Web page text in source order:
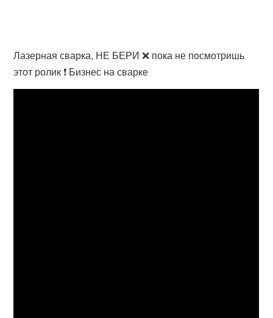
Лазерная сварка, НЕ БЕРИ ❌ пока не посмотришь
этот ролик ❗ Бизнес на сварке